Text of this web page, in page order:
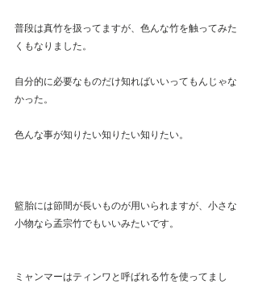
普段は真竹を扱ってますが、色んな竹を触ってみた
くもなりました。
自分的に必要なものだけ知ればいいってもんじゃな
かった。
色んな事が知りたい知りたい知りたい。
籃胎には節間が長いものが用いられますが、小さな
小物なら孟宗竹でもいいみたいです。
ミャンマーはティンワと呼ばれる竹を使ってまし